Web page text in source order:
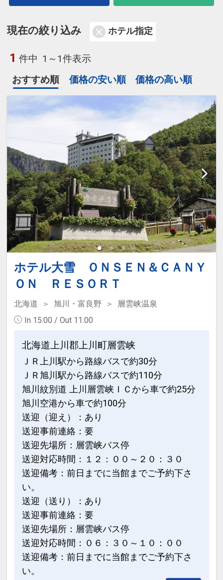
現在の絞り込み ホテル指定
1 件中 1～1件表示
おすすめ順
価格の安い順 価格の高い順
ホテル大雪 ＯＮＳＥＮ＆ＣＡＮＹ
ＯＮ ＲＥＳＯＲＴ
北海道 旭川・富良野
層雲峡温泉
In 15:00 / Out 11:00
北海道上川郡上川町層雲峡
ＪＲ上川駅から路線バスで約30分
ＪＲ旭川駅から路線バスで約110分
旭川紋別道 上川層雲峡ＩＣから車で約25分
旭川空港から車で約100分
送迎（迎え）：あり
送迎事前連絡：要
送迎先場所：層雲峡バス停
送迎対応時間：１２：００～２０：３０
送迎備考：前日までに当館までご予約下さ
い。
送迎（送り）：あり
送迎事前連絡：要
送迎先場所：層雲峡バス停
送迎対応時間：０６：３０～１０：００
送迎備考：前日までに当館までご予約下さ
い。